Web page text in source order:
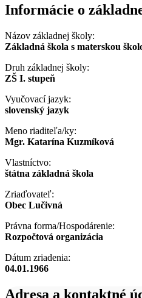
Informácie o
Názov základnej školy:
Základná škola s materskou
Druh základnej školy:
ZŠ I. stupeň
Vyučovací jazyk:
slovenský jazyk
Meno riaditeľa/ky:
Mgr. Katarína Kuzmíková
Vlastníctvo:
štátna základná škola
Zriaďovateľ:
Obec Lučivná
Právna forma/Hospodárenie:
Rozpočtová organizácia
Dátum zriadenia:
04.01.1966
Adresa a kontaktné